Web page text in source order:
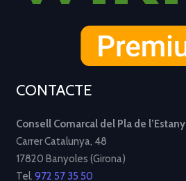
CONTACTE
Consell Comarcal del Pla de l’Estany
Carrer Catalunya, 48
17820 Banyoles (Girona)
Tel. 972 57 35 50